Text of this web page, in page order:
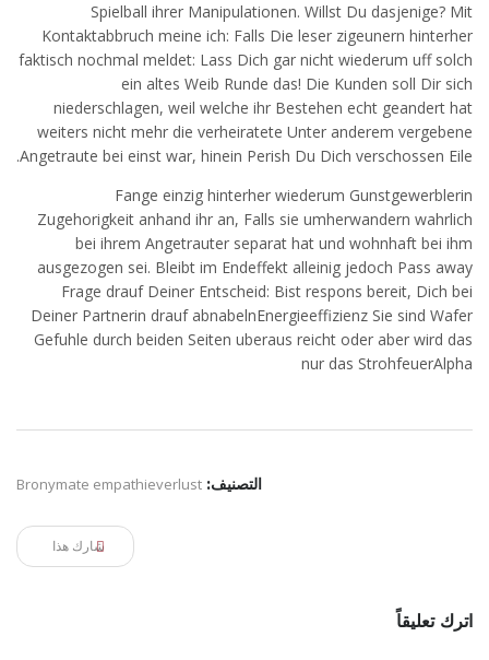
Spielball ihrer Manipulationen. Willst Du dasjenige? Mit
Kontaktabbruch meine ich: Falls Die leser zigeunern hinterher
faktisch nochmal meldet: Lass Dich gar nicht wiederum uff solch
ein altes Weib Runde das! Die Kunden soll Dir sich
niederschlagen, weil welche ihr Bestehen echt geandert hat
weiters nicht mehr die verheiratete Unter anderem vergebene
Angetraute bei einst war, hinein Perish Du Dich verschossen Eile.
Fange einzig hinterher wiederum Gunstgewerblerin
Zugehorigkeit anhand ihr an, Falls sie umherwandern wahrlich
bei ihrem Angetrauter separat hat und wohnhaft bei ihm
ausgezogen sei. Bleibt im Endeffekt alleinig jedoch Pass away
Frage drauf Deiner Entscheid: Bist respons bereit, Dich bei
Deiner Partnerin drauf abnabelnEnergieeffizienz Sie sind Wafer
Gefuhle durch beiden Seiten uberaus reicht oder aber wird das
nur das StrohfeuerAlpha
التصنيف: Bronymate empathieverlust
شارك هذا
اترك تعليقاً